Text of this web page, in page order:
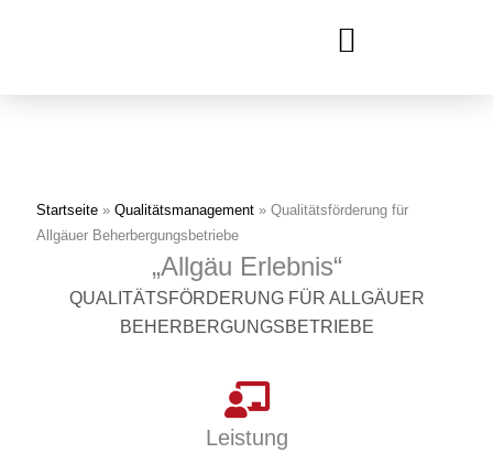
Startseite »Qualitätsmanagement »Qualitätsförderung für
Allgäuer Beherbergungsbetriebe
„Allgäu Erlebnis“
QUALITÄTSFÖRDERUNG FÜR ALLGÄUER
BEHERBERGUNGSBETRIEBE
Leistung